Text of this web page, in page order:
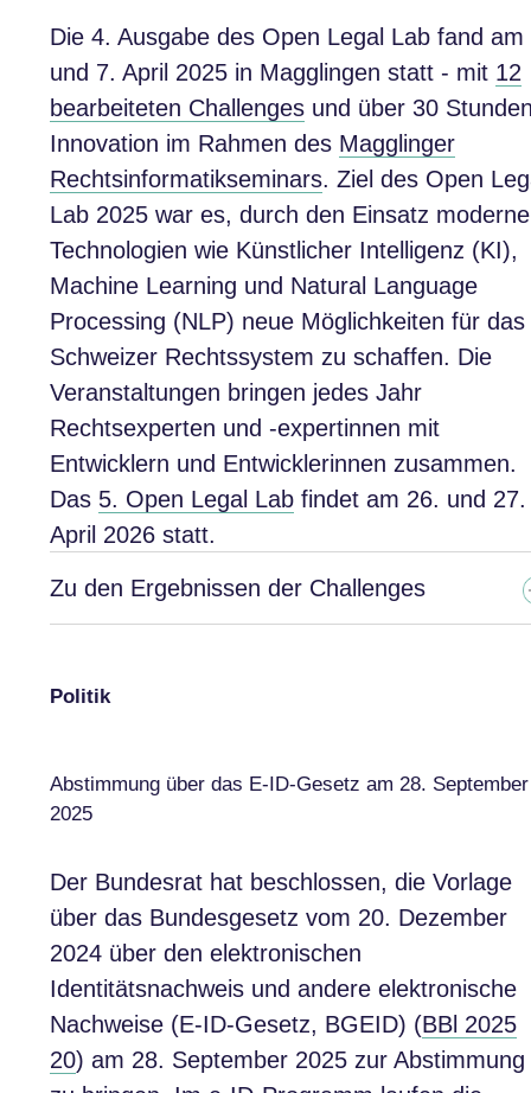
Die 4. Ausgabe des Open Legal Lab fand am
und 7. April 2025 in Magglingen statt - mit 12
bearbeiteten Challenges und über 30
Innovation im Rahmen des Magglinger
Rechtsinformatikseminars. Ziel des Open
Lab 2025 war es, durch den Einsatz
Technologien wie Künstlicher Intelligenz (KI),
Machine Learning und Natural Language
Processing (NLP) neue Möglichkeiten für das
Schweizer Rechtssystem zu schaffen. Die
Veranstaltungen bringen jedes Jahr
Rechtsexperten und -expertinnen mit
Entwicklern und Entwicklerinnen zusammen.
Das 5. Open Legal Lab findet am 26. und 27.
April 2026 statt.
Zu den Ergebnissen der Challenges
Politik
Abstimmung über das E-ID-Gesetz am 28. September
2025
Der Bundesrat hat beschlossen, die Vorlage
über das Bundesgesetz vom 20. Dezember
2024 über den elektronischen
Identitätsnachweis und andere elektronische
Nachweise (E-ID-Gesetz, BGEID) (BBl 2025
20) am 28. September 2025 zur Abstimmung